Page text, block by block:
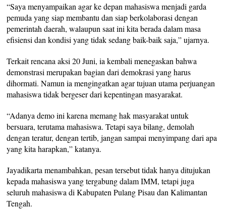
“Saya menyampaikan agar ke depan mahasiswa menjadi garda
pemuda yang siap membantu dan siap berkolaborasi dengan
pemerintah daerah, walaupun saat ini kita berada dalam masa
efisiensi dan kondisi yang tidak sedang baik-baik saja,” ujarnya.
Terkait rencana aksi 20 Juni, ia kembali menegaskan bahwa
demonstrasi merupakan bagian dari demokrasi yang harus
dihormati. Namun ia mengingatkan agar tujuan utama perjuangan
mahasiswa tidak bergeser dari kepentingan masyarakat.
“Adanya demo ini karena memang hak masyarakat untuk
bersuara, terutama mahasiswa. Tetapi saya bilang, demolah
dengan teratur, dengan tertib, jangan sampai menyimpang dari apa
yang kita harapkan,” katanya.
Jayadikarta menambahkan, pesan tersebut tidak hanya ditujukan
kepada mahasiswa yang tergabung dalam IMM, tetapi juga
seluruh mahasiswa di Kabupaten Pulang Pisau dan Kalimantan
Tengah.